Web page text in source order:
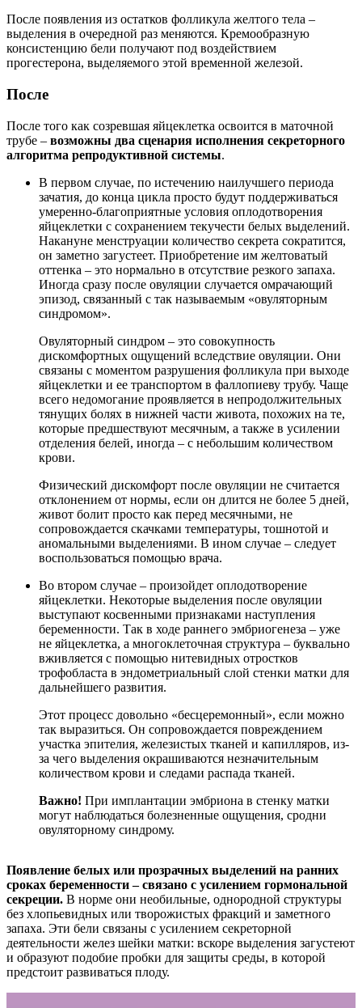
После появления из остатков фолликула желтого тела –
выделения в очередной раз меняются. Кремообразную
консистенцию бели получают под воздействием
прогестерона, выделяемого этой временной железой.
После
После того как созревшая яйцеклетка освоится в маточной
трубе – возможны два сценария исполнения секреторного
алгоритма репродуктивной системы.
В первом случае, по истечению наилучшего периода
зачатия, до конца цикла просто будут поддерживаться
умеренно-благоприятные условия оплодотворения
яйцеклетки с сохранением текучести белых выделений.
Накануне менструации количество секрета сократится,
он заметно загустеет. Приобретение им желтоватый
оттенка – это нормально в отсутствие резкого запаха.
Иногда сразу после овуляции случается омрачающий
эпизод, связанный с так называемым «овуляторным
синдромом».
Овуляторный синдром – это совокупность
дискомфортных ощущений вследствие овуляции. Они
связаны с моментом разрушения фолликула при выходе
яйцеклетки и ее транспортом в фаллопиеву трубу. Чаще
всего недомогание проявляется в непродолжительных
тянущих болях в нижней части живота, похожих на те,
которые предшествуют месячным, а также в усилении
отделения белей, иногда – с небольшим количеством
крови.
Физический дискомфорт после овуляции не считается
отклонением от нормы, если он длится не более 5 дней,
живот болит просто как перед месячными, не
сопровождается скачками температуры, тошнотой и
аномальными выделениями. В ином случае – следует
воспользоваться помощью врача.
Во втором случае – произойдет оплодотворение
яйцеклетки. Некоторые выделения после овуляции
выступают косвенными признаками наступления
беременности. Так в ходе раннего эмбриогенеза – уже
не яйцеклетка, а многоклеточная структура – буквально
вживляется с помощью нитевидных отростков
трофобласта в эндометриальный слой стенки матки для
дальнейшего развития.
Этот процесс довольно «бесцеремонный», если можно
так выразиться. Он сопровождается повреждением
участка эпителия, железистых тканей и капилляров, из-
за чего выделения окрашиваются незначительным
количеством крови и следами распада тканей.
Важно! При имплантации эмбриона в стенку матки
могут наблюдаться болезненные ощущения, сродни
овуляторному синдрому.
Появление белых или прозрачных выделений на ранних
сроках беременности – связано с усилением гормональной
секреции. В норме они необильные, однородной структуры
без хлопьевидных или творожистых фракций и заметного
запаха. Эти бели связаны с усилением секреторной
деятельности желез шейки матки: вскоре выделения загустеют
и образуют подобие пробки для защиты среды, в которой
предстоит развиваться плоду.